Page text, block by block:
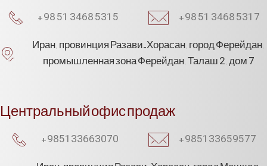
+98 51 3468 5315 +98 51 3468 5317
Иран, провинция Разави-Хорасан, город Ферейдан,
промышленная зона Ферейдан, Талаш 2, дом 7
Центральный офис продаж
+985133663070​ +985133659577